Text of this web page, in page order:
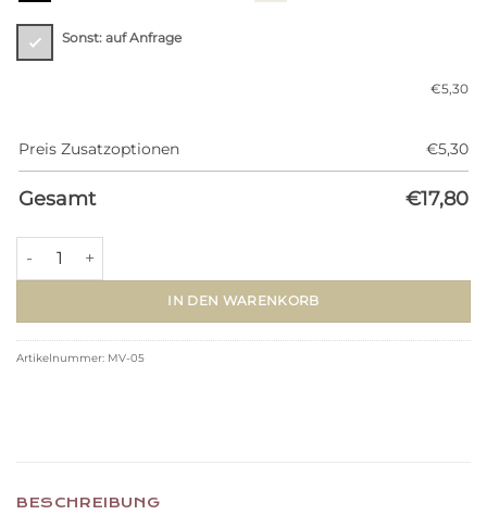
Sonst: auf Anfrage
€5,30
Preis Zusatzoptionen €5,30
Gesamt €17,80
Metall Stäbe MV-05 (▢12,7x970mm) Menge
IN DEN WARENKORB
Artikelnummer: MV-05
BESCHREIBUNG